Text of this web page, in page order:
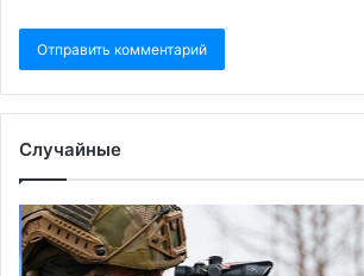
Случайные
WP
узнала
о